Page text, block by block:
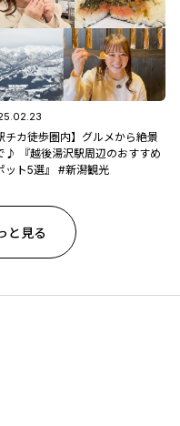
チカ徒歩圏内】グルメから絶景
♪ 『越後湯沢駅周辺のおすすめ
ット5選』 #新潟観光
と見る